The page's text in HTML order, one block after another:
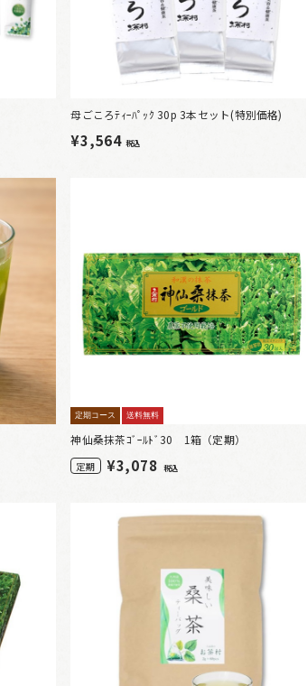
母ごころﾃｨｰﾊﾟｯｸ 30p 3本セット(特別価格)
¥3,564 税込
定期コース 送料無料
神仙桑抹茶ｺﾞｰﾙﾄﾞ30 1箱（定期）
定期 ¥3,078 税込